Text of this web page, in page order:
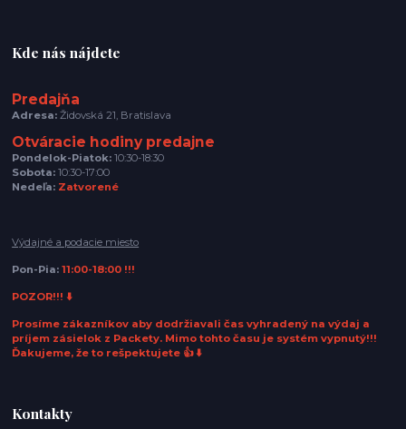
Kde nás nájdete
Predajňa
Adresa: Židovská 21, Bratislava
Otváracie hodiny predajne
Pondelok-Piatok: 10:30-18:30
Sobota: 10:30-17:00
Nedeľa: Zatvorené
Výdajné a podacie miesto
Pon-Pia:11:00-18:00 !!!
POZOR!!! ⬇️
Prosíme zákazníkov aby dodržiavali čas vyhradený na výdaj a
príjem zásielok z Packety. Mimo tohto času je systém vypnutý!!!
Ďakujeme, že to rešpektujete 👍 ⬇️
Kontakty